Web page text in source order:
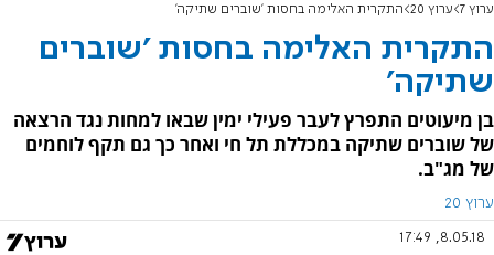
ערוץ 7 ערוץ 20 התקרית האלימה בחסות 'שוברים שתיקה'
התקרית האלימה בחסות 'שוברים
שתיקה'
בן מיעוטים התפרץ לעבר פעילי ימין שבאו למחות נגד הרצאה
של שוברים שתיקה במכללת תל חי ואחר כך גם תקף לוחמים
של מג"ב.
ערוץ 20
8.05.18, 17:49